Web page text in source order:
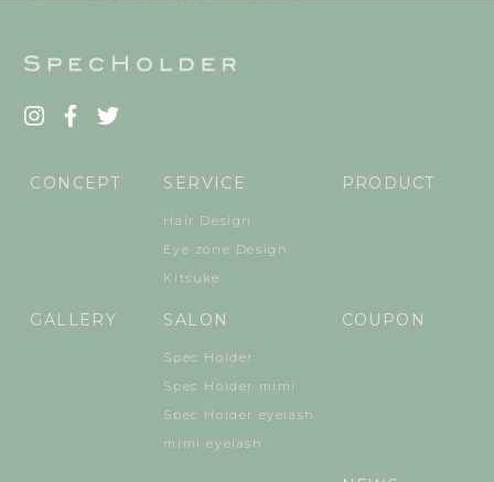
CONCEPT SERVICE
Hair Design
Eye zone Design
Kitsuke
PRODUCT
GALLERY SALON
Spec Holder
Spec Holder mimi
Spec Holder eyelash
mimi eyelash
COUPON